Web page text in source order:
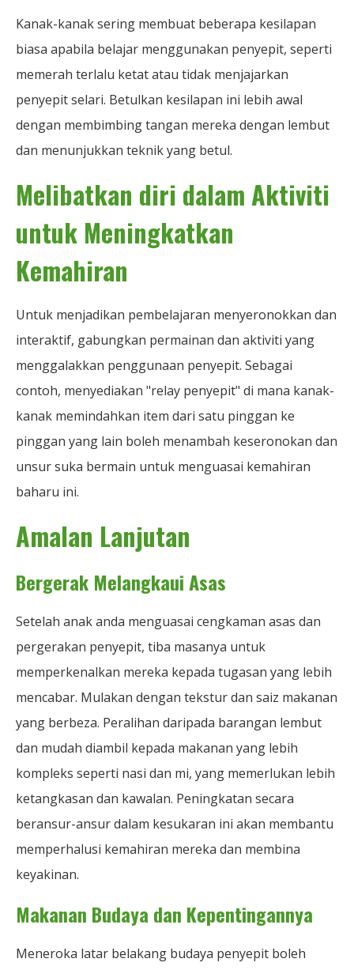
Kanak-kanak sering membuat beberapa kesilapan
biasa apabila belajar menggunakan penyepit, seperti
memerah terlalu ketat atau tidak menjajarkan
penyepit selari. Betulkan kesilapan ini lebih awal
dengan membimbing tangan mereka dengan lembut
dan menunjukkan teknik yang betul.
Melibatkan diri dalam Aktiviti
untuk Meningkatkan
Kemahiran
Untuk menjadikan pembelajaran menyeronokkan dan
interaktif, gabungkan permainan dan aktiviti yang
menggalakkan penggunaan penyepit. Sebagai
contoh, menyediakan "relay penyepit" di mana kanak-
kanak memindahkan item dari satu pinggan ke
pinggan yang lain boleh menambah keseronokan dan
unsur suka bermain untuk menguasai kemahiran
baharu ini.
Amalan Lanjutan
Bergerak Melangkaui Asas
Setelah anak anda menguasai cengkaman asas dan
pergerakan penyepit, tiba masanya untuk
memperkenalkan mereka kepada tugasan yang lebih
mencabar. Mulakan dengan tekstur dan saiz makanan
yang berbeza. Peralihan daripada barangan lembut
dan mudah diambil kepada makanan yang lebih
kompleks seperti nasi dan mi, yang memerlukan lebih
ketangkasan dan kawalan. Peningkatan secara
beransur-ansur dalam kesukaran ini akan membantu
memperhalusi kemahiran mereka dan membina
keyakinan.
Makanan Budaya dan Kepentingannya
Meneroka latar belakang budaya penyepit boleh